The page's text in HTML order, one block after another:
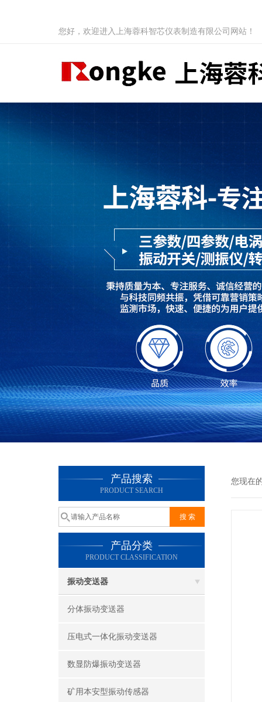
您好，欢迎进入上海蓉科智芯仪表制造有限公司网站！
产品搜索
PRODUCT SEARCH
产品分类
PRODUCT CLASSIFICATION
振动变送器
分体振动变送器
压电式一体化振动变送器
数显防爆振动变送器
矿用本安型振动传感器
您现在